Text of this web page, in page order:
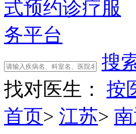
搜
找对医生：
按
首页> 江苏>